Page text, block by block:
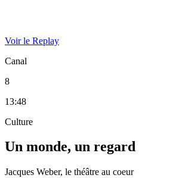
Voir le Replay
Canal
8
13:48
Culture
Un monde, un regard
Jacques Weber, le théâtre au coeur